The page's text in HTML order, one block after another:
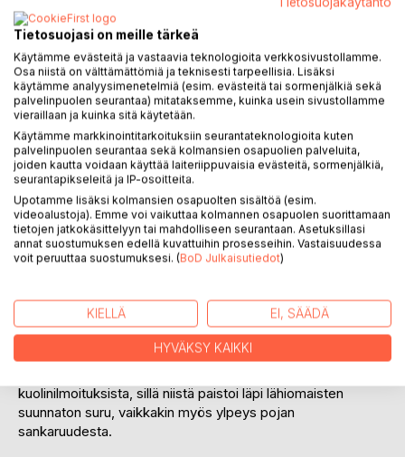
maataan. Kun suruviesti sankarikuolemasta sitten tuli kotiin,
olivat omaiset surullisia, mutta samalla myös ylpeitä
pojistaan.
Kirjassa käsitellään yhteensä eliitin 31 sankarivainajan
vaiheita sodassa sekä kaatumiseen johtavia tapahtumia ja
olosuhteita. Näistä tapauksista seitsemän koskee
sankarikuolemaa talvisodassa ja 24 sankarikuolemaa
jatkosodassa. Sankarivainajista 22 on kenraalien
lähisukulaisia ja kolme presidenttien (Kyösti Kallio, Pehr
Evind Svinhufvud ja Juho Kusti Paasikivi) lähisukulaisia.
Sankarivainajista 25 on eliitin edustajien poikia, yksi
lapsenlapsi, kaksi veljenpoikia, yksi tyttären mies ja yksi
sisarenpoika.
Kirjan tiedot on kerätty kaatuneiden kantakortista,
sotilasyksiköiden sotapäiväkirjoista, sukutiedoista ja kuka
kukin on -teoksista. Tämän lisäksi tietoja on kerätty sota-
ajan sanomalehdistä ja muista julkaisuista. Kaikkein
kuolinilmoituksista, sillä niistä paistoi läpi lähiomaisten
suunnaton suru, vaikkakin myös ylpeys pojan
sankaruudesta.
Tietosuojasi on meille tärkeä
Käytämme evästeitä ja vastaavia teknologioita verkkosivustollamme.
Osa niistä on välttämättömiä ja teknisesti tarpeellisia. Lisäksi
käytämme analyysimenetelmiä (esim. evästeitä tai sormenjälkiä sekä
palvelinpuolen seurantaa) mitataksemme, kuinka usein sivustollamme
vieraillaan ja kuinka sitä käytetään.
Käytämme markkinointitarkoituksiin seurantateknologioita kuten
palvelinpuolen seurantaa sekä kolmansien osapuolien palveluita,
joiden kautta voidaan käyttää laiteriippuvaisia evästeitä, sormenjälkiä,
seurantapikseleitä ja IP-osoitteita.
Upotamme lisäksi kolmansien osapuolten sisältöä (esim.
videoalustoja). Emme voi vaikuttaa kolmannen osapuolen suorittamaan
tietojen jatkokäsittelyyn tai mahdolliseen seurantaan. Asetuksillasi
annat suostumuksen edellä kuvattuihin prosesseihin. Vastaisuudessa
voit peruuttaa suostumuksesi. (BoD Julkaisutiedot)
KIELLÄ EI, SÄÄDÄ
HYVÄKSY KAIKKI